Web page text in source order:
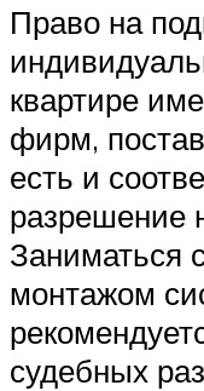
Право на
квартире
фирм,
есть и
разрешение
Заниматься
монтажом
судебных